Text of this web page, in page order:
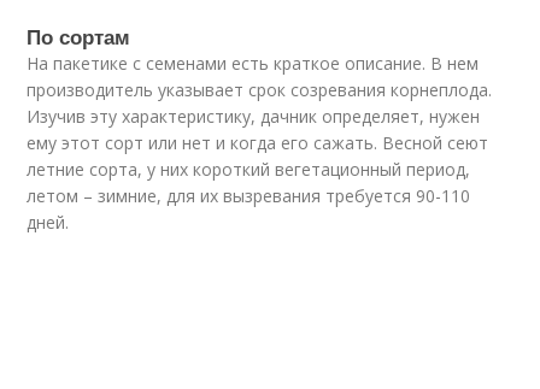
По сортам
На пакетике с семенами есть краткое описание. В нем
производитель указывает срок созревания корнеплода.
Изучив эту характеристику, дачник определяет, нужен
ему этот сорт или нет и когда его сажать. Весной сеют
летние сорта, у них короткий вегетационный период,
летом – зимние, для их вызревания требуется 90-110
дней.